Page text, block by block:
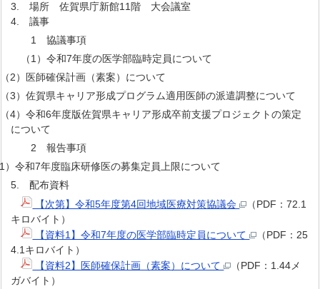
3. 場所 佐賀県庁新館11階 大会議室
4. 議事
1 協議事項
（1）令和7年度の医学部臨時定員について
）医師確保計画（素案）について
）佐賀県キャリア形成プログラム適用医師の派遣調整について
）令和6年度版佐賀県キャリア形成卒前支援プロジェクトの策定
について
2 報告事項
令和7年度臨床研修医の募集定員上限について
5. 配布資料
【次第】令和5年度第4回地域医療対策協議会
（PDF：72.1
キロバイト）
【資料1】令和7年度の医学部臨時定員について
（PDF：25
4.1キロバイト）
【資料2】医師確保計画（素案）について
（PDF：1.44メ
ガバイト）